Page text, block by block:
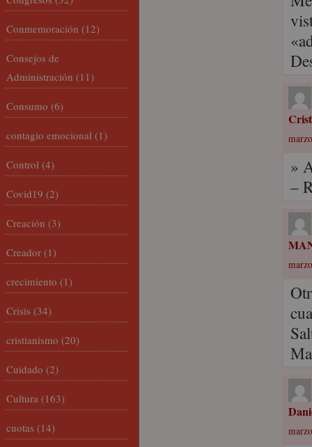
»
–
Conmemoración (12)
Consejos de
Administración (11)
Consumo (6)
contagio emocional (1)
Control (4)
Covid19 (2)
Creación (3)
Creador (1)
crecimiento (1)
Crisis (34)
cristianismo (20)
Cuidado (2)
Cultura (163)
cuotas (14)